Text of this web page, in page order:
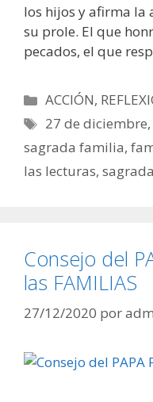
los hijos y afirma la
su prole. El que
pecados, el que
Categorías
ACCIÓN,
Etiquetas
27 de diciembre
sagrada familia,
las lecturas,
Consejo del
las FAMILIAS
27/12/2020 por